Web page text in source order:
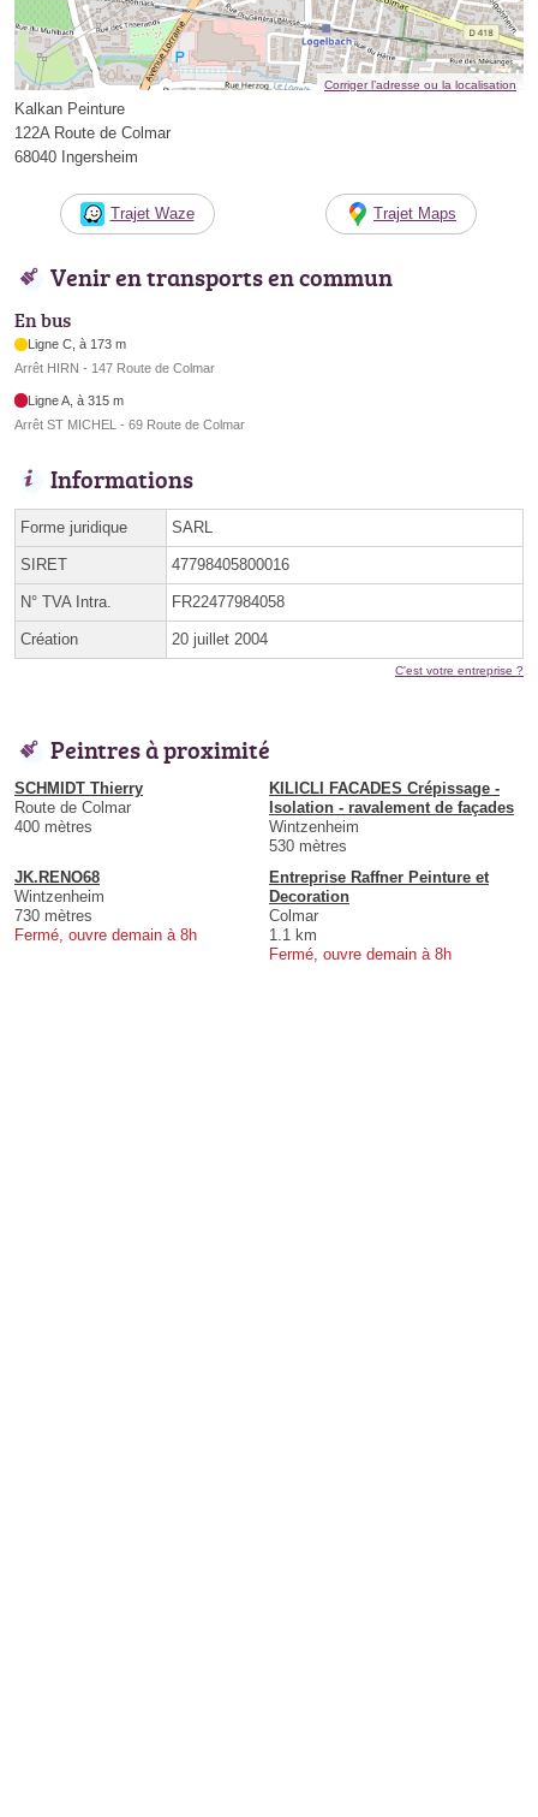
Corriger l’adresse ou la localisation
Kalkan Peinture
122A Route de Colmar
68040 Ingersheim
Trajet Waze Trajet Maps
Venir en transports en commun
En bus
Ligne C, à 173 m
Arrêt HIRN - 147 Route de Colmar
Ligne A, à 315 m
Arrêt ST MICHEL - 69 Route de Colmar
Informations
Forme juridique SARL
SIRET 47798405800016
N° TVA Intra. FR22477984058
Création 20 juillet 2004
C'est votre entreprise ?
Peintres à proximité
SCHMIDT Thierry
Route de Colmar
400 mètres
KILICLI FACADES Crépissage -
Isolation - ravalement de façades
Wintzenheim
530 mètres
JK.RENO68
Wintzenheim
730 mètres
Fermé, ouvre demain à 8h
Entreprise Raffner Peinture et
Decoration
Colmar
1.1 km
Fermé, ouvre demain à 8h